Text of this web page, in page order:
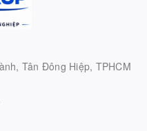
Tân Đông Hiệp, TPHCM